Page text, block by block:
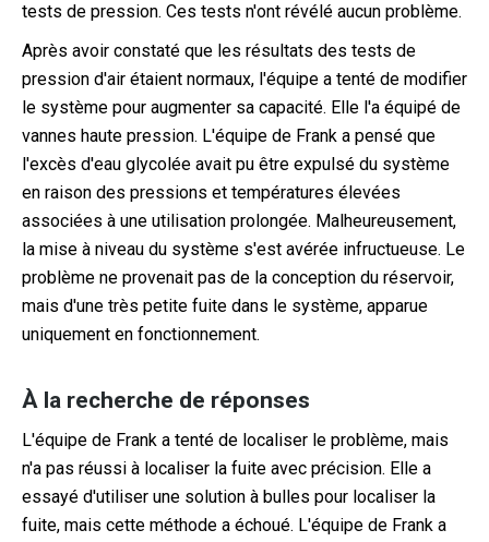
tests de pression. Ces tests n'ont révélé aucun problème.
Après avoir constaté que les résultats des tests de
pression d'air étaient normaux, l'équipe a tenté de modifier
le système pour augmenter sa capacité. Elle l'a équipé de
vannes haute pression. L'équipe de Frank a pensé que
l'excès d'eau glycolée avait pu être expulsé du système
en raison des pressions et températures élevées
associées à une utilisation prolongée. Malheureusement,
la mise à niveau du système s'est avérée infructueuse. Le
problème ne provenait pas de la conception du réservoir,
mais d'une très petite fuite dans le système, apparue
uniquement en fonctionnement.
À la recherche de réponses
L'équipe de Frank a tenté de localiser le problème, mais
n'a pas réussi à localiser la fuite avec précision. Elle a
essayé d'utiliser une solution à bulles pour localiser la
fuite, mais cette méthode a échoué. L'équipe de Frank a